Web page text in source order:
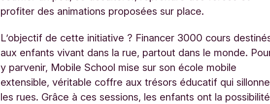
profiter des animations proposées sur place.
L’objectif de cette initiative ? Financer 3000 cours
aux enfants vivant dans la rue, partout dans le monde.
y parvenir, Mobile School mise sur son école mobile
extensible, véritable coffre aux trésors éducatif qui sillonne
les rues. Grâce à ces sessions, les enfants ont la possibilité